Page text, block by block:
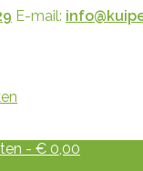
E-mail:
- € 0,00